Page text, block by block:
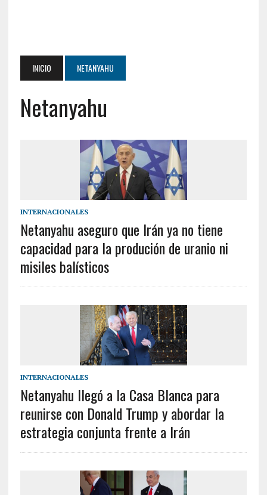
INICIO NETANYAHU
Netanyahu
INTERNACIONALES
Netanyahu aseguro que Irán ya no tiene
capacidad para la produción de uranio ni
misiles balísticos
INTERNACIONALES
Netanyahu llegó a la Casa Blanca para
reunirse con Donald Trump y abordar la
estrategia conjunta frente a Irán